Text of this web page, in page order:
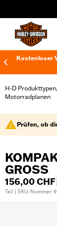
Kostenloser
H-D Produkttypen
Motorradplanen
Prüfen, ob
GROSS
156,00 CHF
Teil | SKU-Nummer: